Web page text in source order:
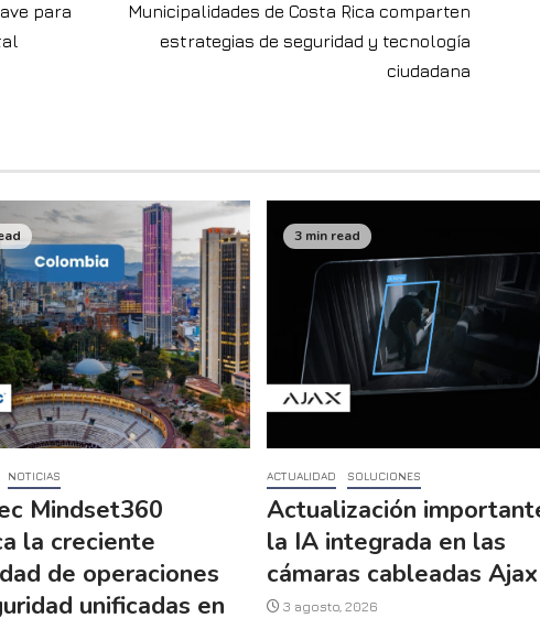
para
Municipalidades de Costa Rica comparten
estrategias de seguridad y tecnología
ciudadana
NOTICIAS
Mindset360
la creciente
de operaciones
unificadas en
3 min read
ACTUALIDAD SOLUCIONES
Actualización
la IA integrada en las
cámaras cableadas Ajax
3 agosto, 2026